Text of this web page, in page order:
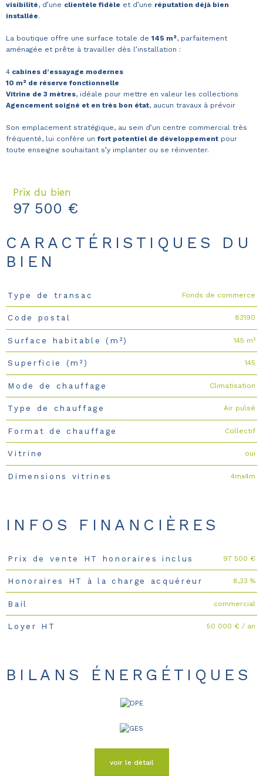
visibilité, d’une clientèle fidèle et d’une réputation déjà bien
installée.
La boutique offre une surface totale de 145 m², parfaitement
aménagée et prête à travailler dès l’installation :
4 cabines d’essayage modernes
10 m² de réserve fonctionnelle
Vitrine de 3 mètres, idéale pour mettre en valeur les collections
Agencement soigné et en très bon état, aucun travaux à prévoir
Son emplacement stratégique, au sein d’un centre commercial très
fréquenté, lui confère un fort potentiel de développement pour
toute enseigne souhaitant s’y implanter ou se réinventer.
Prix du bien
97 500 €
CARACTÉRISTIQUES DU
BIEN
Caractéristiques Valeurs
Type de transac Fonds de commerce
Code postal 83190
Surface habitable (m²) 145 m²
Superficie (m²) 145
Mode de chauffage Climatisation
Type de chauffage Air pulsé
Format de chauffage Collectif
Vitrine oui
Dimensions vitrines 4mx4m
INFOS FINANCIÈRES
Caractéristiques Valeurs
Prix de vente HT honoraires inclus 97 500 €
Honoraires HT à la charge acquéreur 8,33 %
Bail commercial
Loyer HT 50 000 € / an
BILANS ÉNERGÉTIQUES
voir le détail